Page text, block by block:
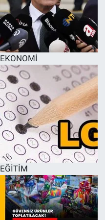
EKONOMİ
EĞİTİM